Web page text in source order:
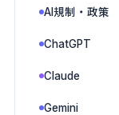
AI規制・政策
ChatGPT
Claude
Gemini